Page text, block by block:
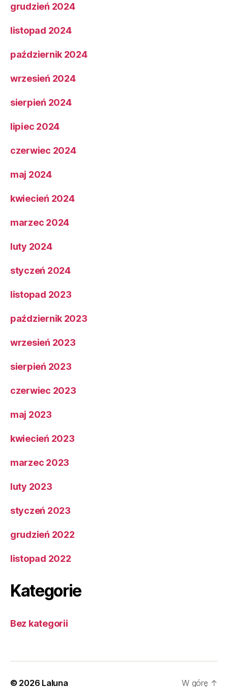
grudzień 2024
listopad 2024
październik 2024
wrzesień 2024
sierpień 2024
lipiec 2024
czerwiec 2024
maj 2024
kwiecień 2024
marzec 2024
luty 2024
styczeń 2024
listopad 2023
październik 2023
wrzesień 2023
sierpień 2023
czerwiec 2023
maj 2023
kwiecień 2023
marzec 2023
luty 2023
styczeń 2023
grudzień 2022
listopad 2022
Kategorie
Bez kategorii
© 2026 Laluna W górę ↑